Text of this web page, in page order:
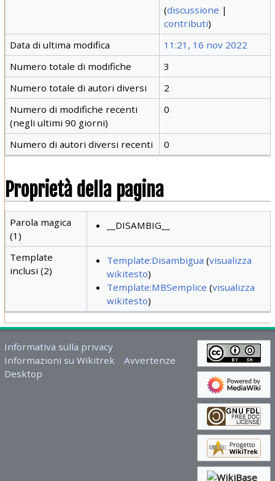
(discussione |
contributi)
Data di ultima modifica
11:21, 16 nov 2022
Numero totale di modifiche
3
Numero totale di autori diversi
2
Numero di modifiche recenti
(negli ultimi 90 giorni)
0
Numero di autori diversi recenti 0
Proprietà della pagina
Parola magica
(1)
__DISAMBIG__
Template
inclusi (2)
Template:Disambigua (visualizza
wikitesto)
Template:MBSemplice (visualizza
wikitesto)
Informativa sulla privacy
Informazioni su Wikitrek
Avvertenze
Desktop